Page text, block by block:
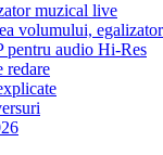
muzical live
volumului,
pentru audio Hi-Res
redare